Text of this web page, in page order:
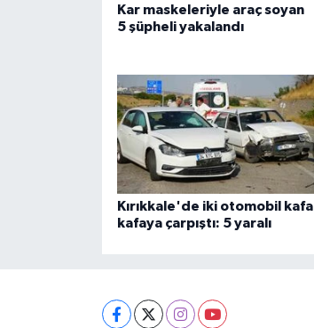
Kar maskeleriyle araç soyan
5 şüpheli yakalandı
Kırıkkale'de iki otomobil kafa
kafaya çarpıştı: 5 yaralı